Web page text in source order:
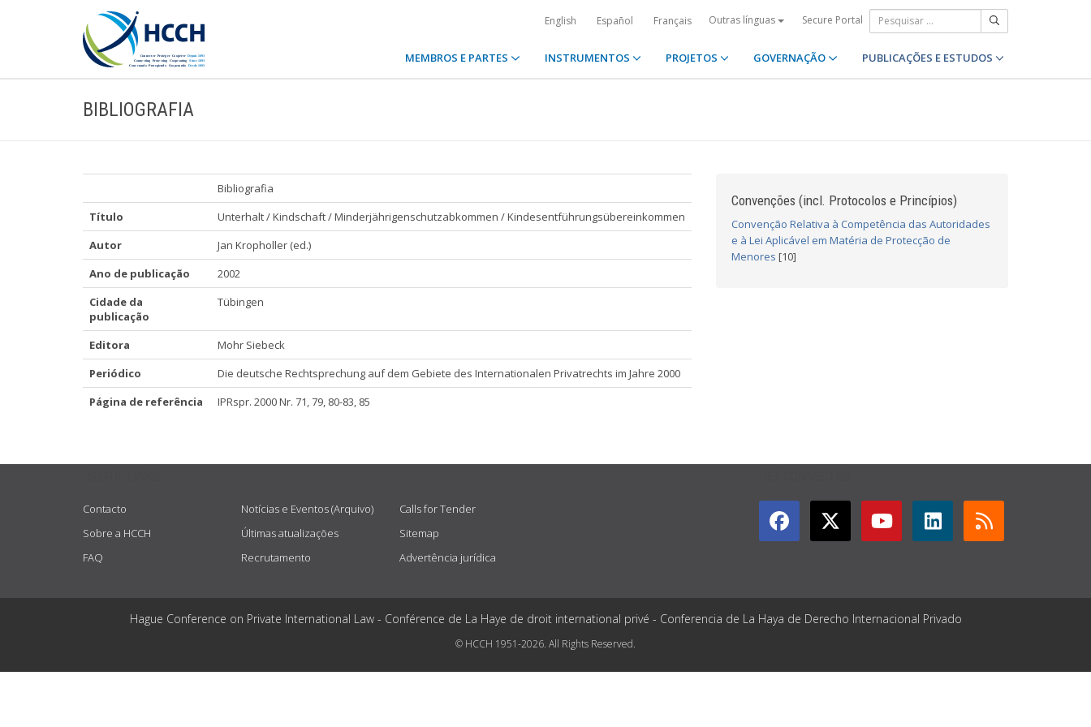
English Español Français Outras línguas Secure Portal
MEMBROS E PARTES INSTRUMENTOS PROJETOS GOVERNAÇÃO PUBLICAÇÕES E ESTUDOS
BIBLIOGRAFIA
Bibliografia
Título
Unterhalt / Kindschaft / Minderjährigenschutzabkommen / Kindesentführungsübereinkommen
Autor
Jan Kropholler (ed.)
Ano de publicação
2002
Cidade da
publicação
Tübingen
Editora
Mohr Siebeck
Periódico
Die deutsche Rechtsprechung auf dem Gebiete des Internationalen Privatrechts im Jahre 2000
Página de referência
IPRspr. 2000 Nr. 71, 79, 80-83, 85
Convenções (incl. Protocolos e Princípios)
Convenção Relativa à Competência das Autoridades
e à Lei Aplicável em Matéria de Protecção de
Menores [10]
Contacto
Sobre a HCCH
FAQ
Notícias e Eventos (Arquivo)
Últimas atualizações
Recrutamento
Calls for Tender
Sitemap
Advertência jurídica
Hague Conference on Private International Law - Conférence de La Haye de droit international privé - Conferencia de La Haya de Derecho Internacional Privado
© HCCH 1951-2026. All Rights Reserved.